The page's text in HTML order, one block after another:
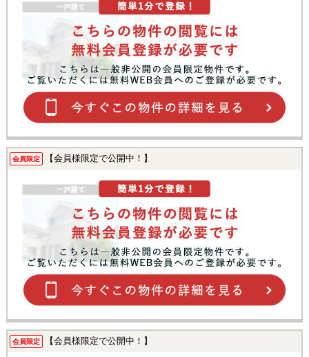
会員限定 【会員様限定で公開中！】
会員限定 【会員様限定で公開中！】